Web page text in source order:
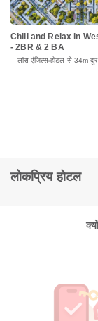
Chill and Relax in
- 2BR & 2 BA
लॉस एंजिल्स होटल से 34m दूर
लोकप्रिय होटल